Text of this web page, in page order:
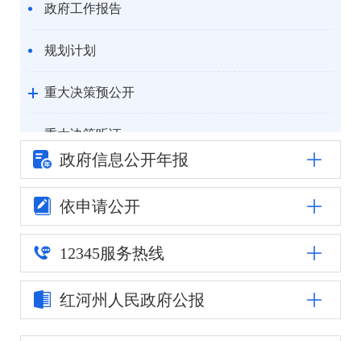
政府工作报告
规划计划
重大决策预公开
重大决策听证
统计信息
自然资源
公安司法
重点领域信息公开
政府信息公开年报
依申请公开
12345服务热线
红河州人民政府公报